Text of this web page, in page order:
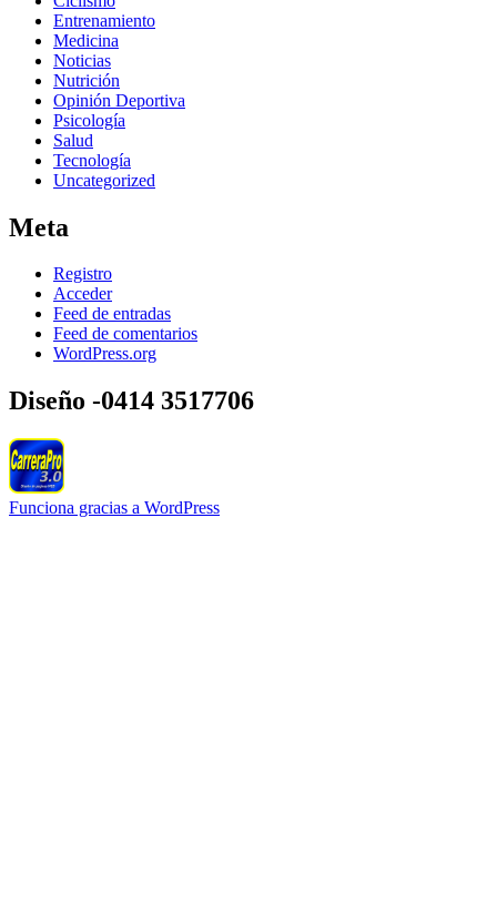
Entrenamiento
Medicina
Noticias
Nutrición
Opinión Deportiva
Psicología
Salud
Tecnología
Uncategorized
Meta
Registro
Acceder
Feed de entradas
Feed de comentarios
WordPress.org
Diseño -0414 3517706
Funciona gracias a WordPress